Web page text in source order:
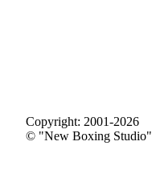
Copyright: 2001-2026
© "New Boxing Studio"